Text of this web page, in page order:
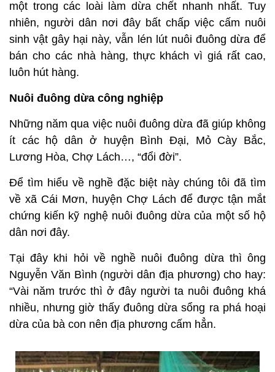
một trong các loài làm dừa chết nhanh nhất. Tuy
nhiên, người dân nơi đây bất chấp việc cấm nuôi
sinh vật gây hại này, vẫn lén lút nuôi đuông dừa để
bán cho các nhà hàng, thực khách vì giá rất cao,
luôn hút hàng.
Nuôi đuông dừa công nghiệp
Những năm qua việc nuôi đuông dừa đã giúp không
ít các hộ dân ở huyện Bình Đại, Mỏ Cày Bắc,
Lương Hòa, Chợ Lách…, “đổi đời”.
Để tìm hiểu về nghề đặc biệt này chúng tôi đã tìm
về xã Cái Mơn, huyện Chợ Lách để được tận mắt
chứng kiến kỹ nghệ nuôi đuông dừa của một số hộ
dân nơi đây.
Tại đây khi hỏi về nghề nuôi đuông dừa thì ông
Nguyễn Văn Bình (người dân địa phương) cho hay:
“Vài năm trước thì ở đây người ta nuôi đuông khá
nhiều, nhưng giờ thấy đuông dừa sổng ra phá hoại
dừa của bà con nên địa phương cấm hẳn.